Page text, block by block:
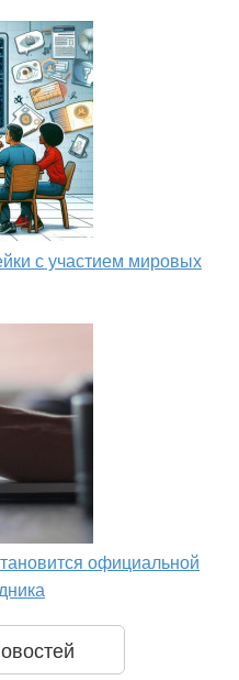
с участием мировых
официальной